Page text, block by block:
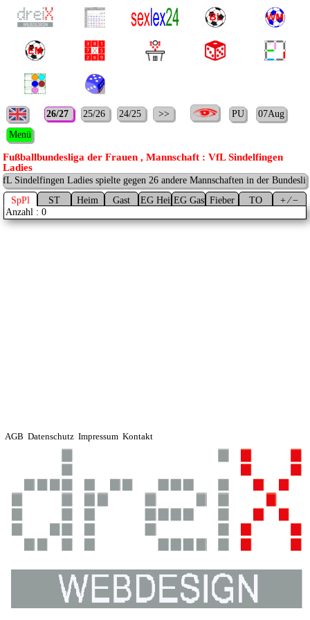
26/27 25/26 24/25 >> PU
07Aug
Menü
Fußballbundesliga der Frauen , Mannschaft : VfL Sindelfingen
Ladies
Sindelfingen Ladies spielte gegen 26 andere Mannschaften in der
SpPl
ST Heim Gast EG HeimEG Gast Fieber TO
+ ⁄ −
Anzahl : 0
AGB Datenschutz Impressum Kontakt